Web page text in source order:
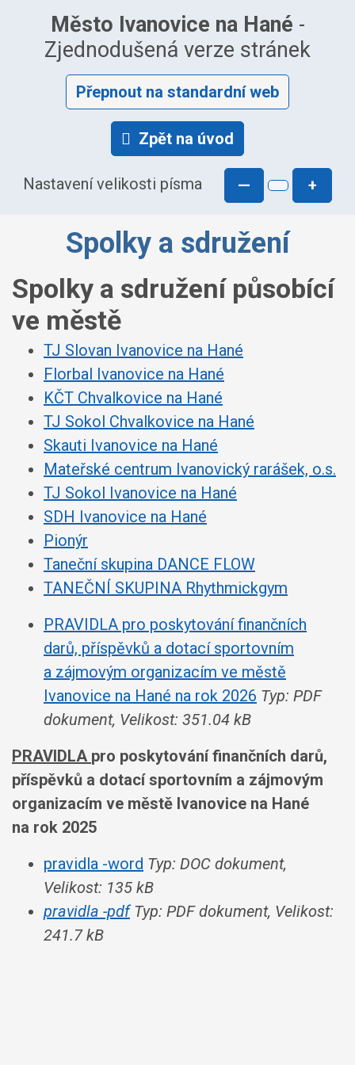
Město Ivanovice na Hané -
Zjednodušená verze stránek
Přepnout na standardní web
Zpět na úvod
Nastavení velikosti písma — +
Spolky a sdružení
Spolky a sdružení působící
ve městě
TJ Slovan Ivanovice na Hané
Florbal Ivanovice na Hané
KČT Chvalkovice na Hané
TJ Sokol Chvalkovice na Hané
Skauti Ivanovice na Hané
Mateřské centrum Ivanovický rarášek, o.s.
TJ Sokol Ivanovice na Hané
SDH Ivanovice na Hané
Pionýr
Taneční skupina DANCE FLOW
TANEČNÍ SKUPINA Rhythmickgym
PRAVIDLA pro poskytování finančních
darů, příspěvků a dotací sportovním
a zájmovým organizacím ve městě
Ivanovice na Hané na rok 2026 Typ: PDF
dokument, Velikost: 351.04 kB
PRAVIDLA pro poskytování finančních darů,
příspěvků a dotací sportovním a zájmovým
organizacím ve městě Ivanovice na Hané
na rok 2025
pravidla -word Typ: DOC dokument,
Velikost: 135 kB
pravidla -pdfTyp: PDF dokument, Velikost:
241.7 kB